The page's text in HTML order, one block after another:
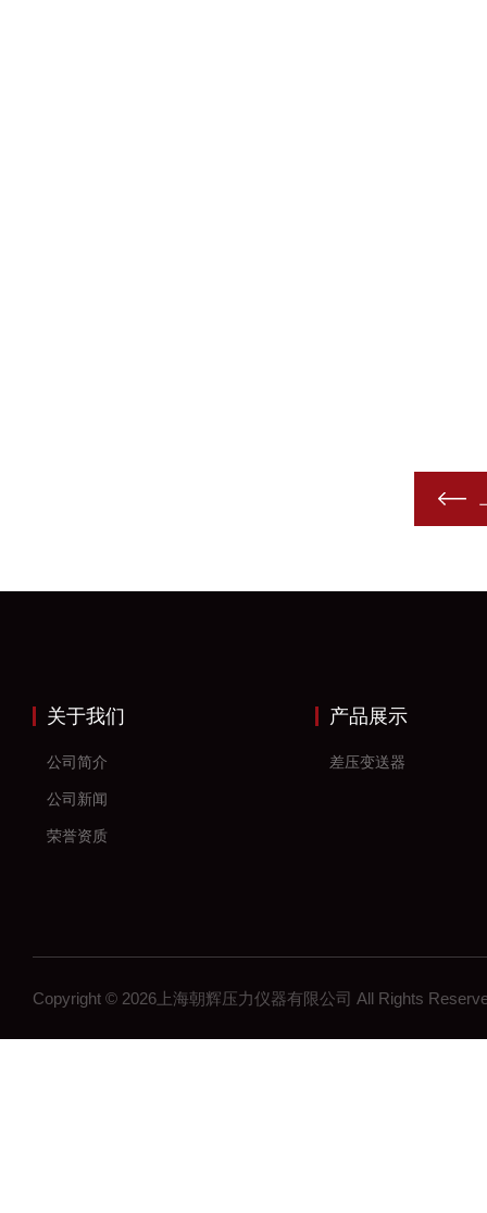
关于我们
公司简介
公司新闻
荣誉资质
产品展示
差压变送器
Copyright © 2026上海朝辉压力仪器有限公司 All Rights